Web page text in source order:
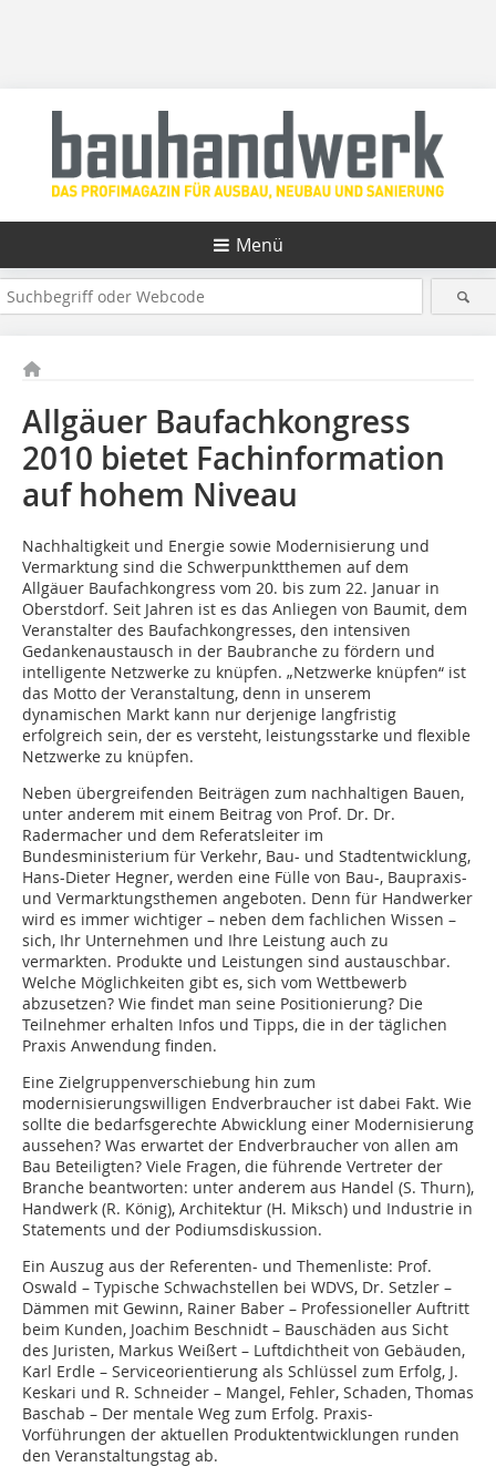
Menü
Allgäuer Baufachkongress
2010 bietet Fachinformation
auf hohem Niveau
Nachhaltigkeit und Energie sowie Modernisierung und
Vermarktung sind die Schwerpunktthemen auf dem
Allgäuer Baufachkongress vom 20. bis zum 22. Januar in
Oberstdorf. Seit Jahren ist es das Anliegen von Baumit, dem
Veranstalter des Baufachkongresses, den intensiven
Gedankenaustausch in der Baubranche zu fördern und
intelligente Netzwerke zu knüpfen. „Netzwerke knüpfen“ ist
das Motto der Veranstaltung, denn in unserem
dynamischen Markt kann nur derjenige langfristig
erfolgreich sein, der es versteht, leistungsstarke und flexible
Netzwerke zu knüpfen.
Neben übergreifenden Beiträgen zum nachhaltigen Bauen,
unter anderem mit einem Beitrag von Prof. Dr. Dr.
Radermacher und dem Referatsleiter im
Bundesministerium für Verkehr, Bau- und Stadtentwicklung,
Hans-Dieter Hegner, werden eine Fülle von Bau-, Baupraxis-
und Vermarktungsthemen angeboten. Denn für Handwerker
wird es immer wichtiger – neben dem fachlichen Wissen –
sich, Ihr Unternehmen und Ihre Leistung auch zu
vermarkten. Produkte und Leistungen sind austauschbar.
Welche Möglichkeiten gibt es, sich vom Wettbewerb
abzusetzen? Wie findet man seine Positionierung? Die
Teilnehmer erhalten Infos und Tipps, die in der täglichen
Praxis Anwendung finden.
Eine Zielgruppenverschiebung hin zum
modernisierungswilligen Endverbraucher ist dabei Fakt. Wie
sollte die bedarfsgerechte Abwicklung einer Modernisierung
aussehen? Was erwartet der Endverbraucher von allen am
Bau Beteiligten? Viele Fragen, die führende Vertreter der
Branche beantworten: unter anderem aus Handel (S. Thurn),
Handwerk (R. König), Architektur (H. Miksch) und Industrie in
Statements und der Podiumsdiskussion.
Ein Auszug aus der Referenten- und Themenliste: Prof.
Oswald – Typische Schwachstellen bei WDVS, Dr. Setzler –
Dämmen mit Gewinn, Rainer Baber – Professioneller Auftritt
beim Kunden, Joachim Beschnidt – Bauschäden aus Sicht
des Juristen, Markus Weißert – Luftdichtheit von Gebäuden,
Karl Erdle – Serviceorientierung als Schlüssel zum Erfolg, J.
Keskari und R. Schneider – Mangel, Fehler, Schaden, Thomas
Baschab – Der mentale Weg zum Erfolg. Praxis-
Vorführungen der aktuellen Produktentwicklungen runden
den Veranstaltungstag ab.